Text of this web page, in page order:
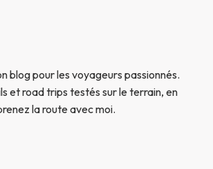
blog pour les voyageurs passionnés.
et road trips testés sur le terrain, en
la route avec moi.